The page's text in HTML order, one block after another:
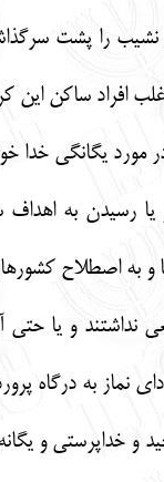
را پشت
ساکن این
مورد یگانگی خدا
رسیدن به
و به اصطلاح
و یا حتی
نماز به درگاه
و